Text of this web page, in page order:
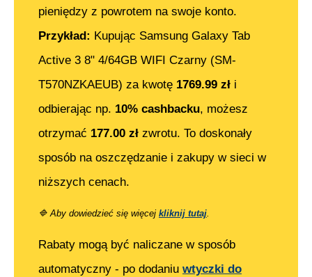
pieniędzy z powrotem na swoje konto.
Przykład: Kupując Samsung Galaxy Tab
Active 3 8" 4/64GB WIFI Czarny (SM-
T570NZKAEUB) za kwotę 1769.99 zł i
odbierając np. 10% cashbacku, możesz
otrzymać 177.00 zł zwrotu. To doskonały
sposób na oszczędzanie i zakupy w sieci w
niższych cenach.
🔷 Aby dowiedzieć się więcej kliknij tutaj.
Rabaty mogą być naliczane w sposób
automatyczny - po dodaniu wtyczki do